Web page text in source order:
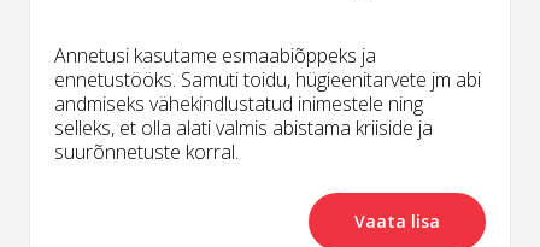
Annetusi kasutame esmaabiõppeks ja
ennetustööks. Samuti toidu, hügieenitarvete jm abi
andmiseks vähekindlustatud inimestele ning
selleks, et olla alati valmis abistama kriiside ja
suurõnnetuste korral.
Vaata lisa